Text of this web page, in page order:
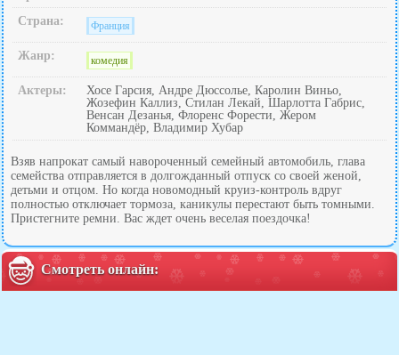
Страна:
Франция
Жанр: комедия
Актеры:
Хосе Гарсия, Андре Дюссолье, Каролин Виньо,
Жозефин Каллиз, Стилан Лекай, Шарлотта Габрис,
Венсан Дезанья, Флоренс Форести, Жером
Коммандёр, Владимир Хубар
Взяв напрокат самый навороченный семейный автомобиль, глава
семейства отправляется в долгожданный отпуск со своей женой,
детьми и отцом. Но когда новомодный круиз-контроль вдруг
полностью отключает тормоза, каникулы перестают быть томными.
Пристегните ремни. Вас ждет очень веселая поездочка!
Смотреть онлайн: